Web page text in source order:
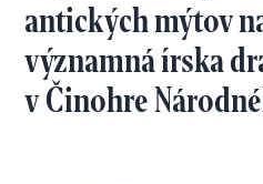
antických mýtov
významná írska
v Činohre